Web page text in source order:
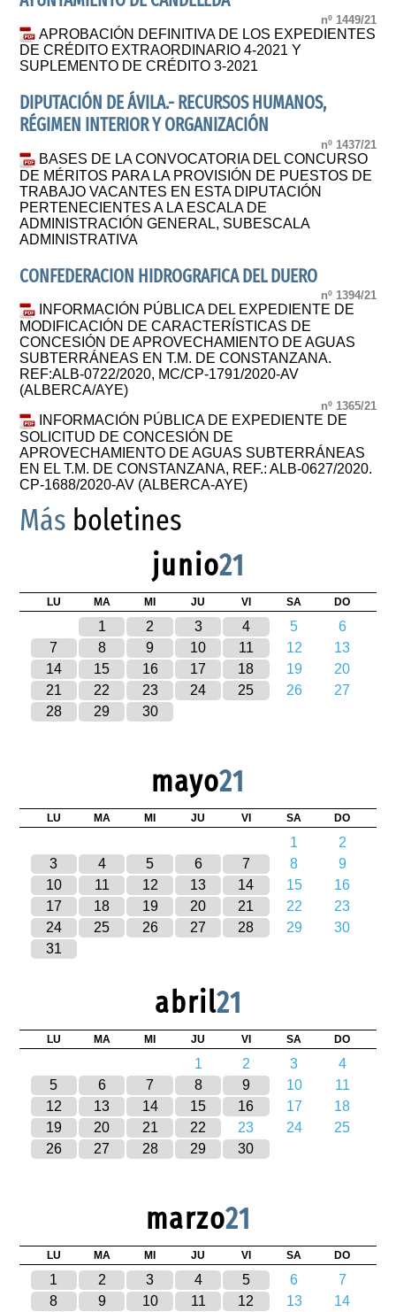
nº 1449/21
APROBACIÓN DEFINITIVA DE LOS EXPEDIENTES
DE CRÉDITO EXTRAORDINARIO 4-2021 Y
SUPLEMENTO DE CRÉDITO 3-2021
DIPUTACIÓN DE ÁVILA.- RECURSOS HUMANOS,
RÉGIMEN INTERIOR Y ORGANIZACIÓN
nº 1437/21
BASES DE LA CONVOCATORIA DEL CONCURSO
DE MÉRITOS PARA LA PROVISIÓN DE PUESTOS DE
TRABAJO VACANTES EN ESTA DIPUTACIÓN
PERTENECIENTES A LA ESCALA DE
ADMINISTRACIÓN GENERAL, SUBESCALA
ADMINISTRATIVA
CONFEDERACION HIDROGRAFICA DEL DUERO
nº 1394/21
INFORMACIÓN PÚBLICA DEL EXPEDIENTE DE
MODIFICACIÓN DE CARACTERÍSTICAS DE
CONCESIÓN DE APROVECHAMIENTO DE AGUAS
SUBTERRÁNEAS EN T.M. DE CONSTANZANA.
REF:ALB-0722/2020, MC/CP-1791/2020-AV
(ALBERCA/AYE)
nº 1365/21
INFORMACIÓN PÚBLICA DE EXPEDIENTE DE
SOLICITUD DE CONCESIÓN DE
APROVECHAMIENTO DE AGUAS SUBTERRÁNEAS
EN EL T.M. DE CONSTANZANA, REF.: ALB-0627/2020.
CP-1688/2020-AV (ALBERCA-AYE)
Más boletines
junio21
LU MA MI JU VI SA DO
1 2 3 4 5
6
7
8 9 10 11 12
13
14
15 16 17 18 19
20
21
22 23 24 25 26
27
28
29 30
mayo21
LU MA MI JU VI SA DO
1
2
3
4 5 6 7 8
9
10
11 12 13 14 15
16
17
18 19 20 21 22
23
24
25 26 27 28 29
30
31
abril21
LU MA MI JU VI SA DO
1 2 3
4
5
6 7 8 9 10
11
12
13 14 15 16 17
18
19
20 21 22 23 24
25
26
27 28 29 30
marzo21
LU MA MI JU VI SA DO
1 2 3 4 5 6
7
8
9 10 11 12 13
14